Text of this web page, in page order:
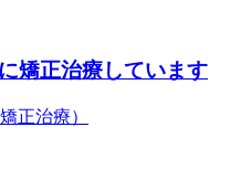
矯正治療しています
正治療）